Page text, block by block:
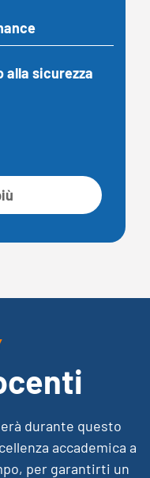
alla sicurezza
durante questo
accademica a
per garantirti un